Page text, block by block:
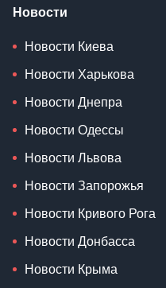
Новости
Новости Киева
Новости Харькова
Новости Днепра
Новости Одессы
Новости Львова
Новости Запорожья
Новости Кривого Рога
Новости Донбасса
Новости Крыма